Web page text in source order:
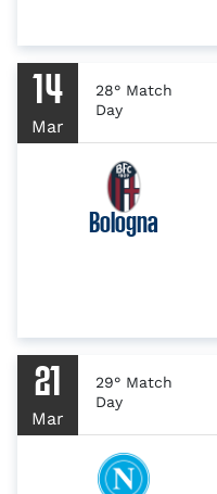
14
Mar
28° Match
Day
Bologna
21
Mar
29° Match
Day